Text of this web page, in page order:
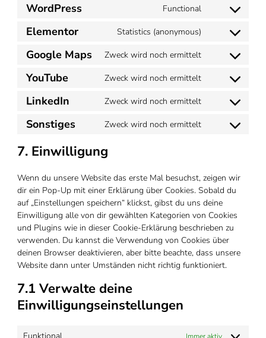
service
google-
services
WordPress Functional
Consent
service
wordpress
Elementor Statistics (anonymous)
Consent
service
elementor
Google Maps Zweck wird noch ermittelt
Consent
service
google-
YouTube Zweck wird noch ermittelt
Consent
service
youtube
LinkedIn Zweck wird noch ermittelt
Consent
service
Sonstiges Zweck wird noch ermittelt
Consent
7. Einwilligung
Wenn du unsere Website das erste Mal besuchst, zeigen wir
dir ein Pop-Up mit einer Erklärung über Cookies. Sobald du
auf „Einstellungen speichern“ klickst, gibst du uns deine
Einwilligung alle von dir gewählten Kategorien von Cookies
und Plugins wie in dieser Cookie-Erklärung beschrieben zu
verwenden. Du kannst die Verwendung von Cookies über
deinen Browser deaktivieren, aber bitte beachte, dass unsere
Website dann unter Umständen nicht richtig funktioniert.
7.1 Verwalte deine
Einwilligungseinstellungen
Immer aktiv